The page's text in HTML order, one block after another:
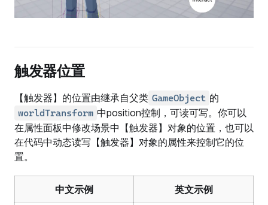
触发器位置
【触发器】的位置由继承自父类 GameObject 的
worldTransform 中position控制，可读可写。你可以
在属性面板中修改场景中【触发器】对象的位置，也可以
在代码中动态读写【触发器】对象的属性来控制它的位
置。
中文示例 英文示例